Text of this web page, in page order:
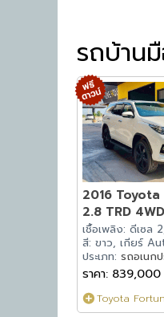
รถบ้าน
2016
2.8 TRD 4WD
เชื้อเพลิง: ดีเซล
สี: ขาว, เกียร์
ประเภท: รถอเนก
ราคา: 839,000
Toyota